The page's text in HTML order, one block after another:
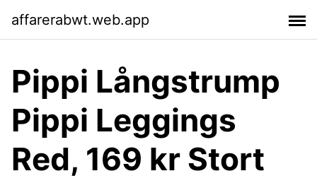
affarerabwt.web.app
Pippi Långstrump
Pippi Leggings
Red, 169 kr Stort